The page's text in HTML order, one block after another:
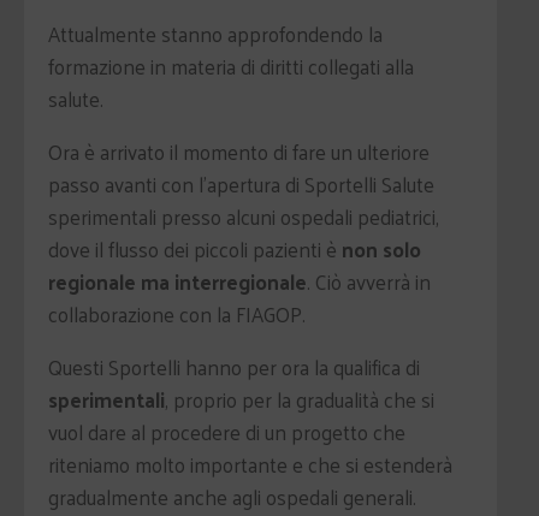
Attualmente stanno approfondendo la
formazione in materia di diritti collegati alla
salute.
Ora è arrivato il momento di fare un ulteriore
passo avanti con l'apertura di Sportelli Salute
sperimentali presso alcuni ospedali pediatrici,
dove il flusso dei piccoli pazienti è non solo
regionale ma interregionale. Ciò avverrà in
collaborazione con la FIAGOP.
Questi Sportelli hanno per ora la qualifica di
sperimentali, proprio per la gradualità che si
vuol dare al procedere di un progetto che
riteniamo molto importante e che si estenderà
gradualmente anche agli ospedali generali.